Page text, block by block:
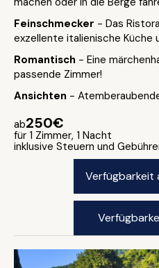
Feinschmecker - Das
exzellente italienische Küche
Romantisch - Eine
passende Zimmer!
Ansichten -
ab250€
für 1 Zimmer, 1 Nacht
inklusive Steuern und
Verfügbarkeit